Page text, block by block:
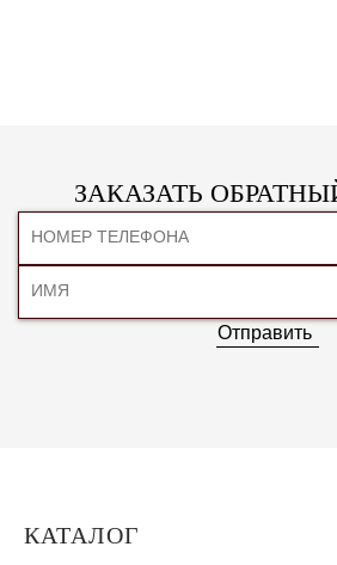
ЗАКАЗАТЬ
Отправить
КАТАЛОГ